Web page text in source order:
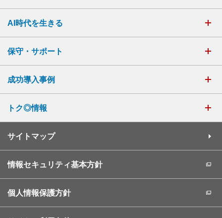
AI時代を生きる
保守・サポート
成功導入事例
トク◎情報
サイトマップ
情報セキュリティ基本方針
個人情報保護方針